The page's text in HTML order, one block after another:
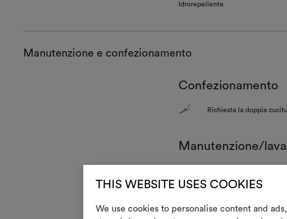
THIS WEBSITE USES COOKIES
We use cookies to personalise content and
Idrorepellente
Manutenzione e confezionamento
Confezionamento
+ Richiesta la doppia
Manutenzione/
T
H Stiratura tiepida